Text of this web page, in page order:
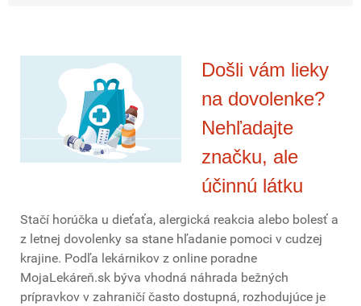
Došli vám lieky
na dovolenke?
Nehľadajte
značku, ale
účinnú látku
Stačí horúčka u dieťaťa, alergická reakcia alebo bolesť a
z letnej dovolenky sa stane hľadanie pomoci v cudzej
krajine. Podľa lekárnikov z online poradne
MojaLekáreň.sk býva vhodná náhrada bežných
prípravkov v zahraničí často dostupná, rozhodujúce je